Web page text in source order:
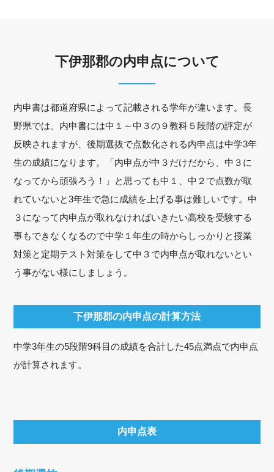
下伊那郡の内申点について
内申書は都道府県によって記載される学年が違います。長
野県では、内申書には中１～中３の９教科５段階の評定が
反映されますが、後期選抜で点数化される内申点は中学3年
生の成績になります。「内申点が中３だけだから、中３に
なってから頑張ろう！」と思っても中１、中２で点数が取
れていないと3年生で急に成績を上げる事は難しいです。中
３になって内申点が取れなければいきたい高校を受験する
事もできなくなるので中学１年生の時からしっかりと授業
対策と定期テスト対策をして中３で内申点が取れないとい
う事がない様にしましょう。
下伊那郡の内申点の計算方法
中学3年生の5段階9科目の成績を合計した45点満点で内申点
が計算されます。
内申点表